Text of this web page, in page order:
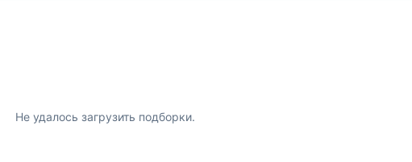
Не удалось загрузить подборки.